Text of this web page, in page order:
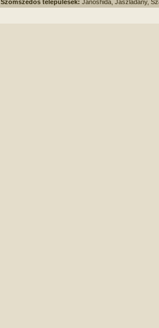
Szomszédos települések: Jánoshida, Jászladány,